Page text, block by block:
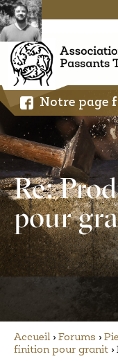
Skip
to
content
Notre page
Re:
pour
Accueil › Forums ›
finition pour granit ›